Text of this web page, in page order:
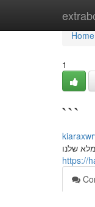
Home
Home
1
```
שלנו
https://